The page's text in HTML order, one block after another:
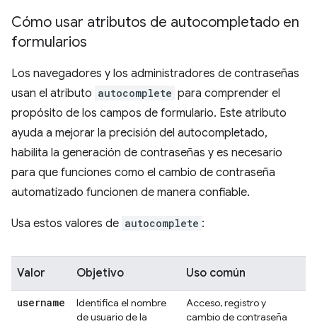
Cómo usar atributos de autocompletado en
formularios
Los navegadores y los administradores de contraseñas
usan el atributo autocomplete para comprender el
propósito de los campos de formulario. Este atributo
ayuda a mejorar la precisión del autocompletado,
habilita la generación de contraseñas y es necesario
para que funciones como el cambio de contraseña
automatizado funcionen de manera confiable.
Usa estos valores de autocomplete :
Valor Objetivo Uso común
username
Identifica el nombre
de usuario de la
Acceso, registro y
cambio de contraseña